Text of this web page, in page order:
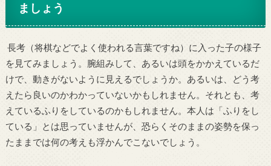
ましょう
長考（将棋などでよく使われる言葉ですね）に入った子の様子
を見てみましょう。腕組みして、あるいは頭をかかえているだ
けで、動きがないように見えるでしょうか。あるいは、どう考
えたら良いのかわかっていないかもしれません。それとも、考
えているふりをしているのかもしれません。本人は「ふりをし
ている」とは思っていませんが、恐らくそのままの姿勢を保っ
たままでは何の考えも浮かんでこないでしょう。